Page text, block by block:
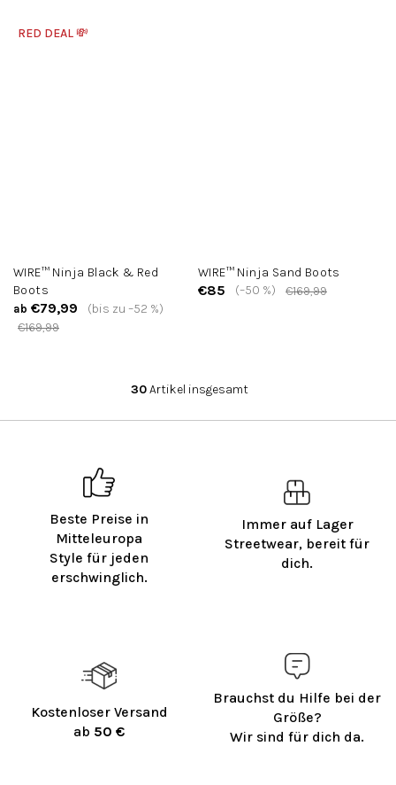
RED DEAL 💸
WIRE™ Ninja Black & Red
Boots
ab €79,99
€169,99
(bis zu –52 %)
WIRE™ Ninja Sand Boots
€85 €169,99
(–50 %)
S
t
30Artikel insgesamt
Beste Preise in
Mitteleuropa
Style für jeden
erschwinglich.
Immer auf Lager
Streetwear, bereit für
dich.
Kostenloser Versand
ab 50 €
Brauchst du Hilfe bei der
Größe?
Wir sind für dich da.